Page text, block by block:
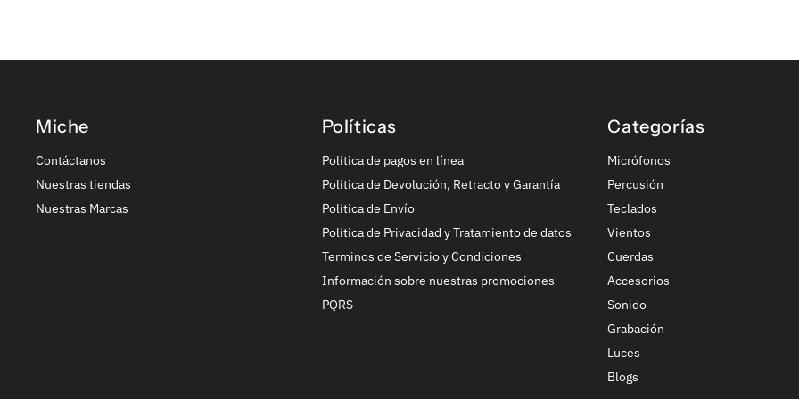
Miche
Contáctanos
Nuestras tiendas
Nuestras Marcas
Políticas
Política de pagos en línea
Política de Devolución, Retracto y Garantía
Política de Envío
Política de Privacidad y Tratamiento de datos
Terminos de Servicio y Condiciones
Información sobre nuestras promociones
PQRS
Categorías
Micrófonos
Percusión
Teclados
Vientos
Cuerdas
Accesorios
Sonido
Grabación
Luces
Blogs